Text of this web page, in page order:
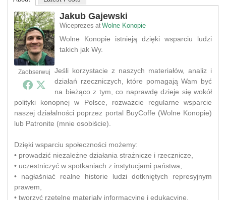
Zaobserwuj
Jakub Gajewski
Wiceprezes atWolne Konopie
Wolne Konopie istnieją dzięki wsparciu ludzi
takich jak Wy.
Jeśli korzystacie z naszych materiałów, analiz i
działań rzeczniczych, które pomagają Wam być
na bieżąco z tym, co naprawdę dzieje się wokół
polityki konopnej w Polsce, rozważcie regularne wsparcie
naszej działalności poprzez portal BuyCoffe (Wolne Konopie)
lub Patronite (mnie osobiście).
Dzięki wsparciu społeczności możemy:
• prowadzić niezależne działania strażnicze i rzecznicze,
• uczestniczyć w spotkaniach z instytucjami państwa,
• nagłaśniać realne historie ludzi dotkniętych represyjnym
prawem,
• tworzyć rzetelne materiały informacyjne i edukacyjne,